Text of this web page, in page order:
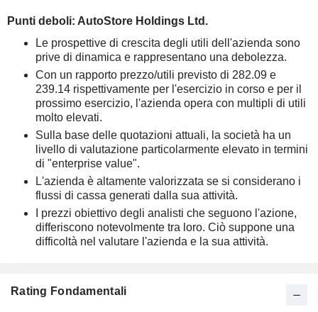
Punti deboli: AutoStore Holdings Ltd.
Le prospettive di crescita degli utili dell'azienda sono
prive di dinamica e rappresentano una debolezza.
Con un rapporto prezzo/utili previsto di 282.09 e
239.14 rispettivamente per l'esercizio in corso e per il
prossimo esercizio, l'azienda opera con multipli di utili
molto elevati.
Sulla base delle quotazioni attuali, la società ha un
livello di valutazione particolarmente elevato in termini
di "enterprise value".
L'azienda è altamente valorizzata se si considerano i
flussi di cassa generati dalla sua attività.
I prezzi obiettivo degli analisti che seguono l'azione,
differiscono notevolmente tra loro. Ciò suppone una
difficoltà nel valutare l'azienda e la sua attività.
Rating Fondamentali